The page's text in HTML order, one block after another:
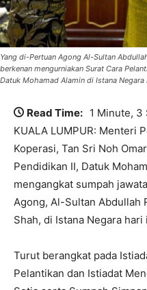
Yang di-Pertuan Agong Al-Sultan
berkenan mengurniakan Surat Cara
Datuk Mohamad Alamin di Istana Negara
Read Time: 1 Minute, 3
KUALA LUMPUR: Menteri
Koperasi, Tan Sri Noh
Pendidikan II, Datuk
mengangkat sumpah
Agong, Al-Sultan Abdullah
Shah, di Istana Negara hari
Turut berangkat pada
Pelantikan dan Istiadat